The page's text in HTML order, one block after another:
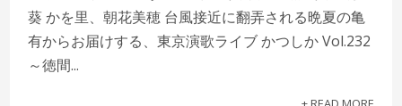
葵 かを里、朝花美穂 台風接近に翻弄される晩夏の亀
有からお届けする、東京演歌ライブ かつしか Vol.232
～徳間...